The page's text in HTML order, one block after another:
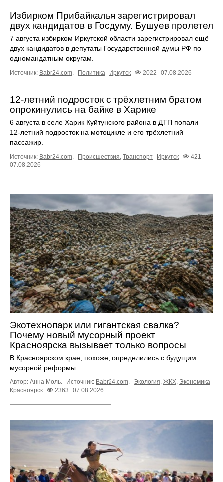
Избирком Прибайкалья зарегистрировал
двух кандидатов в Госдуму. Бушуев пролетел
7 августа избирком Иркутской области зарегистрировал ещё
двух кандидатов в депутаты Государственной думы РФ по
одномандатным округам.
Источник: Babr24.com. Политика Иркутск 2022 07.08.2026
12‑летний подросток с трёхлетним братом
опрокинулись на байке в Харике
6 августа в селе Харик Куйтунского района в ДТП попали
12‑летний подросток на мотоцикле и его трёхлетний
пассажир.
Источник: Babr24.com. Происшествия, Транспорт Иркутск
421
07.08.2026
Экотехнопарк или гигантская свалка?
Почему новый мусорный проект
Красноярска вызывает только вопросы
В Красноярском крае, похоже, определились с будущим
мусорной реформы.
Автор: Анна Моль. Источник: Babr24.com Экология ЖКХ Экономика
Красноярск
2363 07.08.2026